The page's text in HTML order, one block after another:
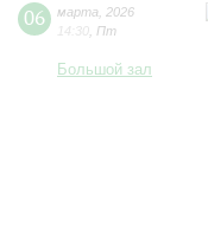
06 марта
2026
14:30 Пт
Большой зал